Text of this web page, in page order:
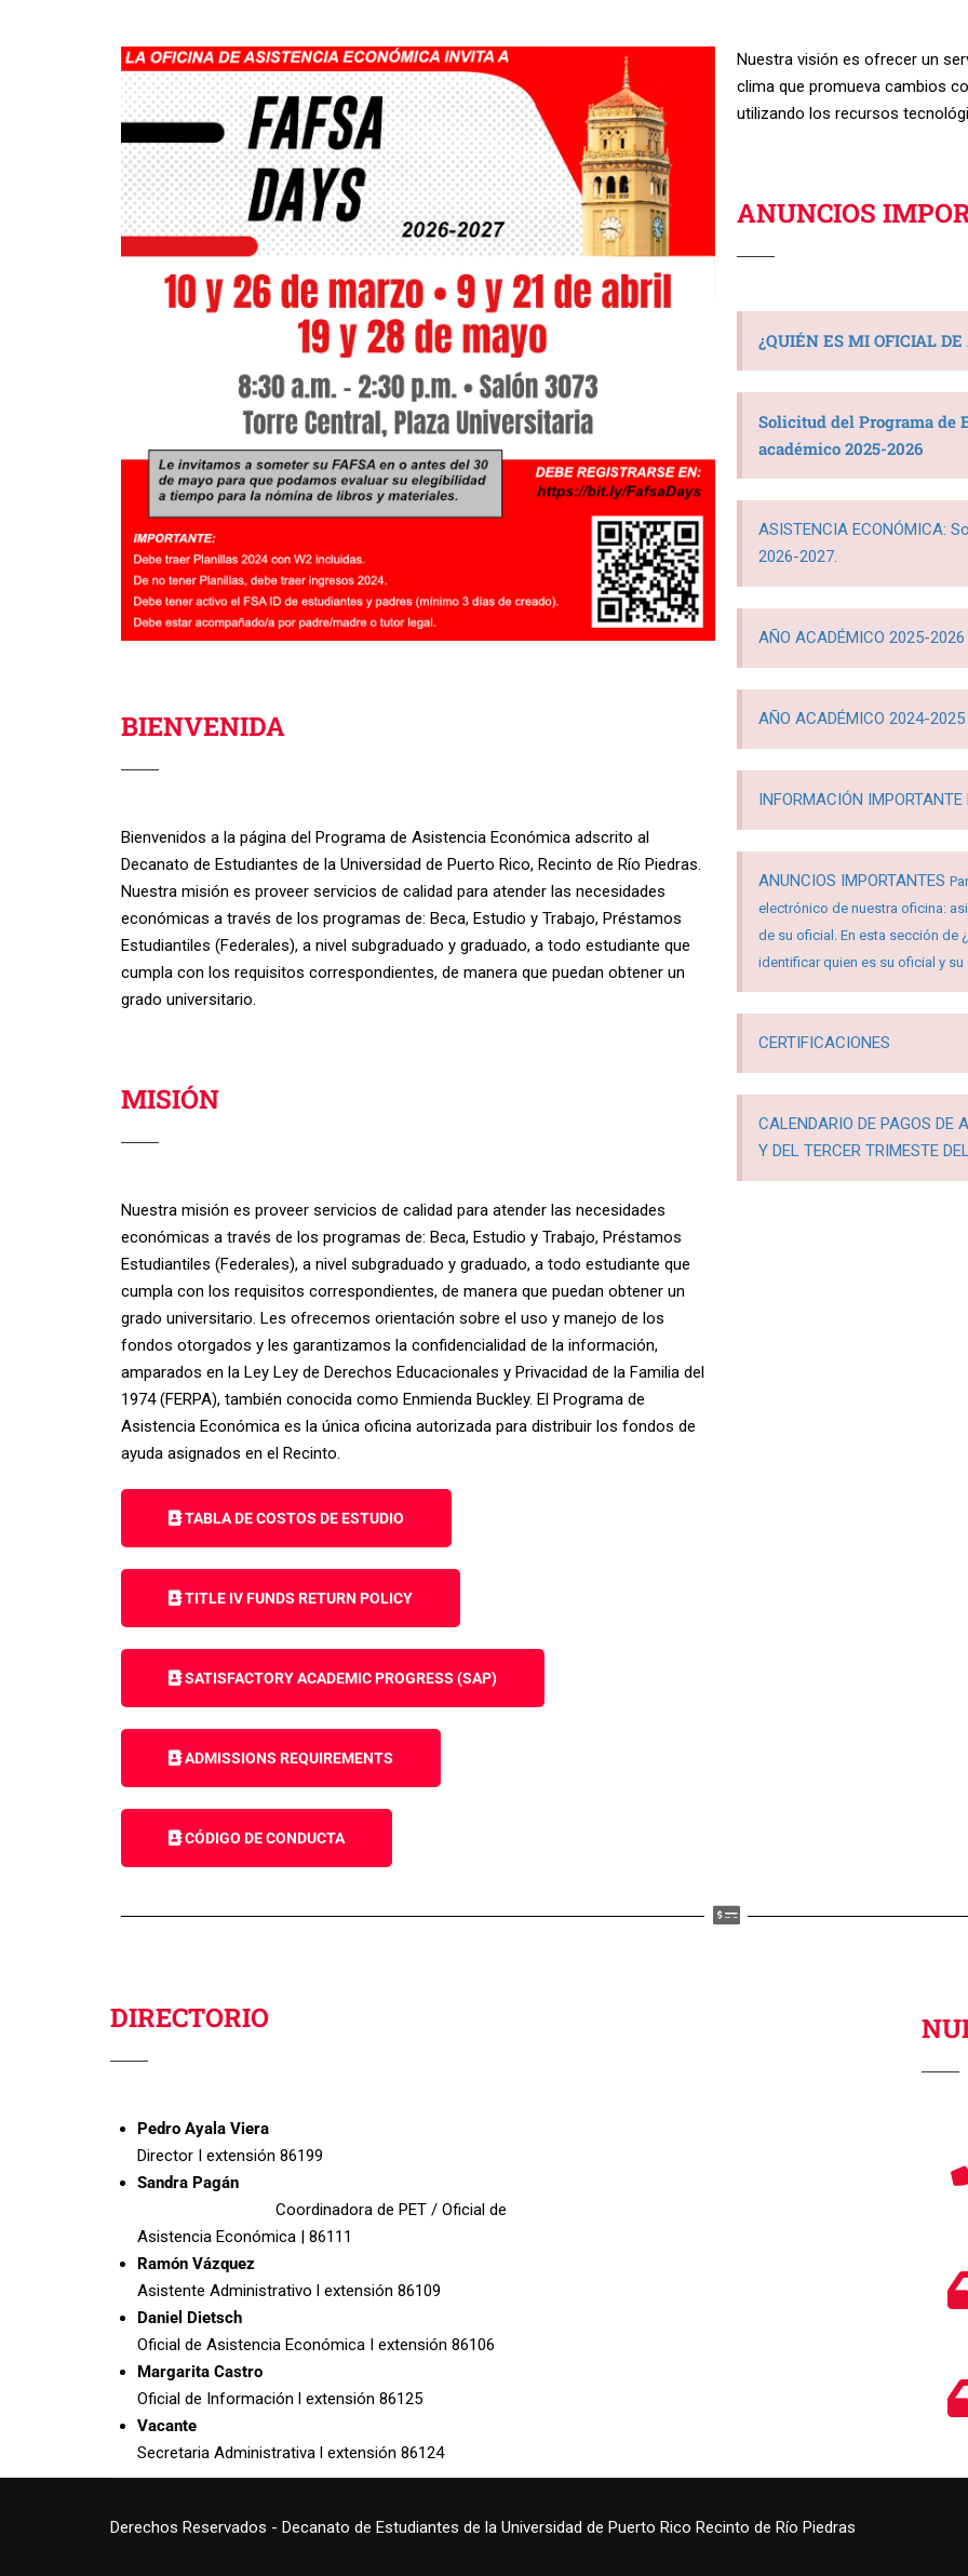
BIENVENIDA
Bienvenidos a la página del Programa de Asistencia Económica adscrito al
Decanato de Estudiantes de la Universidad de Puerto Rico, Recinto de Río Piedras.
Nuestra misión es proveer servicios de calidad para atender las necesidades
económicas a través de los programas de: Beca, Estudio y Trabajo, Préstamos
Estudiantiles (Federales), a nivel subgraduado y graduado, a todo estudiante que
cumpla con los requisitos correspondientes, de manera que puedan obtener un
grado universitario.
MISIÓN
Nuestra misión es proveer servicios de calidad para atender las necesidades
económicas a través de los programas de: Beca, Estudio y Trabajo, Préstamos
Estudiantiles (Federales), a nivel subgraduado y graduado, a todo estudiante que
cumpla con los requisitos correspondientes, de manera que puedan obtener un
grado universitario. Les ofrecemos orientación sobre el uso y manejo de los
fondos otorgados y les garantizamos la confidencialidad de la información,
amparados en la Ley Ley de Derechos Educacionales y Privacidad de la Familia del
1974 (FERPA), también conocida como Enmienda Buckley. El Programa de
Asistencia Económica es la única oficina autorizada para distribuir los fondos de
ayuda asignados en el Recinto.
TABLA DE COSTOS DE ESTUDIO
TITLE IV FUNDS RETURN POLICY
SATISFACTORY ACADEMIC PROGRESS (SAP)
ADMISSIONS REQUIREMENTS
CÓDIGO DE CONDUCTA
Nuestra visión es ofrecer un
clima que promueva cambios
utilizando los recursos
ANUNCIOS
¿QUIÉN ES MI OFICIAL
Solicitud del Programa de
académico 2025-2026
ASISTENCIA ECONÓMICA:
2026-2027.
AÑO ACADÉMICO 2025-2026
AÑO ACADÉMICO 2024-2025
INFORMACIÓN
ANUNCIOS IMPORTANTES
electrónico de nuestra oficina:
de su oficial. En esta sección de
identificar quien es su oficial y
CERTIFICACIONES
CALENDARIO DE PAGOS DE
Y DEL TERCER TRIMESTE
DIRECTORIO
Pedro Ayala Viera
Director I extensión 86199
Sandra Pagán
Coordinadora de PET / Oficial de
Asistencia Económica | 86111
Ramón Vázquez
Asistente Administrativo l extensión 86109
Daniel Dietsch
Oficial de Asistencia Económica I extensión 86106
Margarita Castro
Oficial de Información l extensión 86125
Vacante
Secretaria Administrativa l extensión 86124
Derechos Reservados - Decanato de Estudiantes de la Universidad de Puerto Rico Recinto de Río Piedras